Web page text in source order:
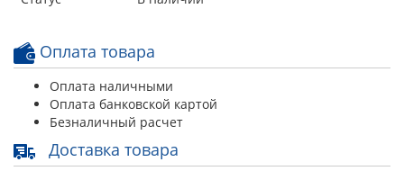
Оплата товара
Оплата наличными
Оплата банковской картой
Безналичный расчет
Доставка товара